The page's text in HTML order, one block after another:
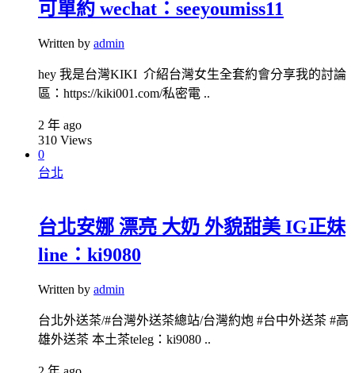
可單約 wechat：seeyoumiss11
Written by admin
hey 我是台灣KIKI 介紹台灣女生全套約會分享我的討論
區：https://kiki001.com/私密電 ..
2 年 ago
310 Views
0
台北
台北安娜 漂亮 大奶 外貌甜美 IG正妹
line：ki9080
Written by admin
台北外送茶/#台灣外送茶總站/台灣約炮 #台中外送茶 #高
雄外送茶 本土茶teleg：ki9080 ..